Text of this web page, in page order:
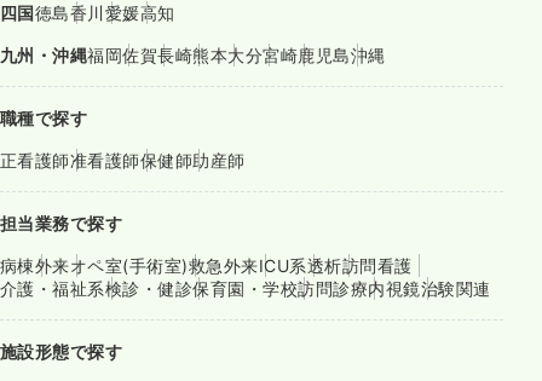
四国徳島香川愛媛高知
九州・沖縄福岡佐賀長崎熊本大分宮崎鹿児島沖縄
職種で探す
正看護師准看護師保健師助産師
担当業務で探す
病棟外来オペ室(手術室)救急外来ICU系透析訪問看護
介護・福祉系検診・健診保育園・学校訪問診療内視鏡治験関連
施設形態で探す